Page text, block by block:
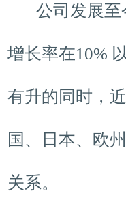
公司发展至
增长率在10%
有升的同时，
国、日本、欧
关系。